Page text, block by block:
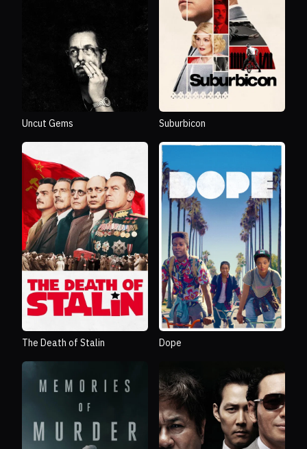
Uncut Gems Suburbicon
The Death of Stalin Dope